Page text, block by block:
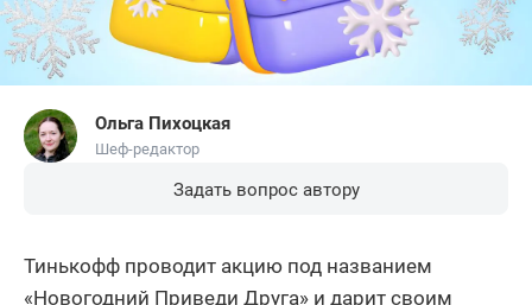
Ольга Пихоцкая
Шеф-редактор
Задать вопрос автору
Тинькофф проводит акцию под названием
«Новогодний Приведи Друга» и дарит своим